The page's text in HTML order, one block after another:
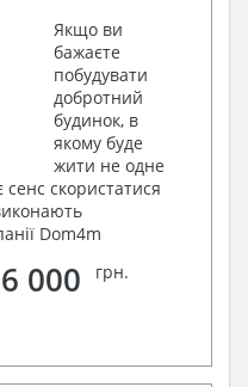
Якщо ви
бажаєте
побудувати
добротний
будинок, в
якому буде
жити не одне
скористатися
Dom4m
6 000 грн.